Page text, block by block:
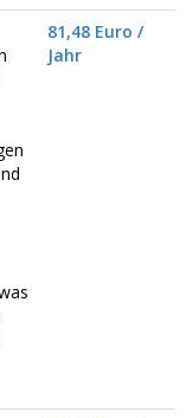
81,48 Euro /
Jahr